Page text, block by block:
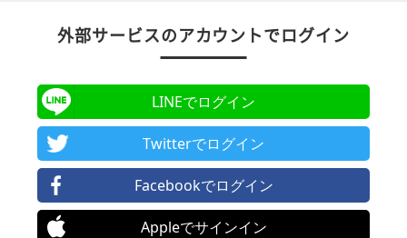
外部サービスのアカウントでログイン
LINEでログイン
Twitterでログイン
Facebookでログイン
Appleでサインイン